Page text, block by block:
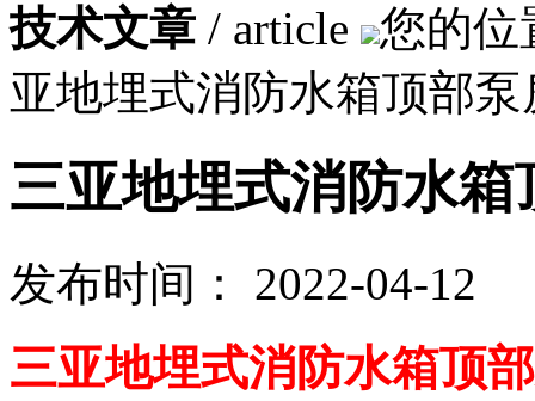
技术文章 / article
您的位
亚地埋式消防水箱顶部泵
三亚地埋式消防水箱
发布时间： 2022-04-
三亚地埋式消防水箱顶